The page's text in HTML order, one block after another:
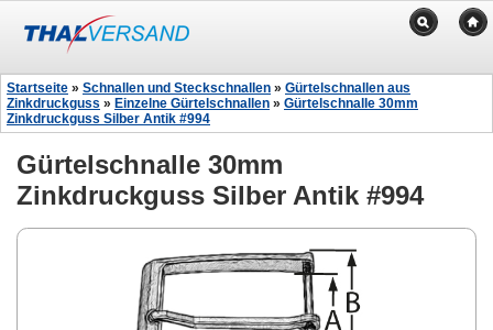
Startseite » Schnallen und Steckschnallen » Gürtelschnallen aus
Zinkdruckguss » Einzelne Gürtelschnallen » Gürtelschnalle 30mm
Zinkdruckguss Silber Antik #994
Gürtelschnalle 30mm
Zinkdruckguss Silber Antik #994